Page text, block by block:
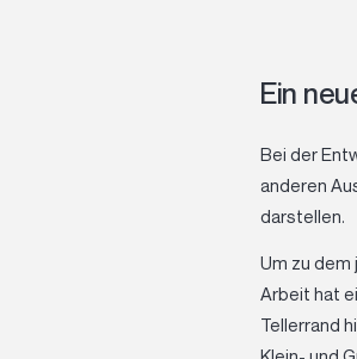
Ein
Bei der
anderen
darstellen.
Um zu
Arbeit hat
Tellerrand